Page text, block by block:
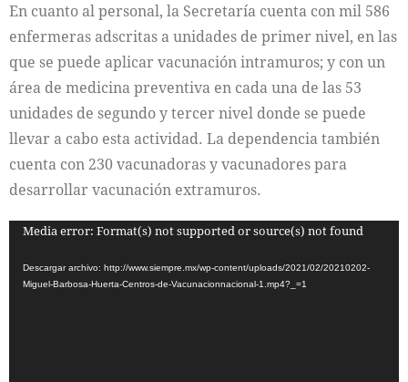
En cuanto al personal, la Secretaría cuenta con mil 586
enfermeras adscritas a unidades de primer nivel, en las
que se puede aplicar vacunación intramuros; y con un
área de medicina preventiva en cada una de las 53
unidades de segundo y tercer nivel donde se puede
llevar a cabo esta actividad. La dependencia también
cuenta con 230 vacunadoras y vacunadores para
desarrollar vacunación extramuros.
Reproductor
vídeo
Media error: Format(s) not supported or source(s) not found
Descargar archivo: http://www.siempre.mx/wp-content/uploads/2021/02/20210202-
Miguel-Barbosa-Huerta-Centros-de-Vacunacionnacional-1.mp4?_=1